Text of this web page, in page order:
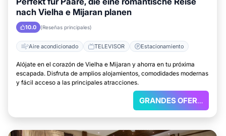
nach Vielha e Mijaran planen
10.0 (Reseñas principales)
Aire acondicionado TELEVISOR Estacionamiento
Alójate en el corazón de Vielha e Mijaran y ahorra en tu próxima
escapada. Disfruta de amplios alojamientos, comodidades modernas
y fácil acceso a las principales atracciones.
GRANDES OFERTAS